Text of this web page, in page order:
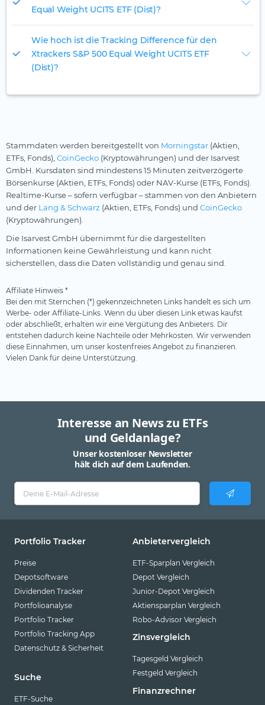
Equal Weight UCITS ETF (Dist)?
Wie hoch ist die Tracking Difference für den
Xtrackers S&P 500 Equal Weight UCITS ETF
(Dist)?
Stammdaten werden bereitgestellt von Morningstar (Aktien,
ETFs, Fonds), CoinGecko (Kryptowährungen) und der Isarvest
GmbH. Kursdaten sind mindestens 15 Minuten zeitverzögerte
Börsenkurse (Aktien, ETFs, Fonds) oder NAV-Kurse (ETFs, Fonds).
Realtime-Kurse – sofern verfügbar – stammen von den Anbietern
und der Lang & Schwarz (Aktien, ETFs, Fonds) und CoinGecko
(Kryptowährungen).
Die Isarvest GmbH übernimmt für die dargestellten
Informationen keine Gewährleistung und kann nicht
sicherstellen, dass die Daten vollständig und genau sind.
Affiliate Hinweis *
Bei den mit Sternchen (*) gekennzeichneten Links handelt es sich um
Werbe- oder Affiliate-Links. Wenn du über diesen Link etwas kaufst
oder abschließt, erhalten wir eine Vergütung des Anbieters. Dir
entstehen dadurch keine Nachteile oder Mehrkosten. Wir verwenden
diese Einnahmen, um unser kostenfreies Angebot zu finanzieren.
Vielen Dank für deine Unterstützung.
Interesse an News zu ETFs
und Geldanlage?
Unser kostenloser Newsletter
hält dich auf dem Laufenden.
Portfolio Tracker
Preise
Depotsoftware
Dividenden Tracker
Portfolioanalyse
Portfolio Tracker
Portfolio Tracking App
Datenschutz & Sicherheit
Suche
ETF-Suche
Anbietervergleich
ETF-Sparplan Vergleich
Depot Vergleich
Junior-Depot Vergleich
Aktiensparplan Vergleich
Robo-Advisor Vergleich
Zinsvergleich
Tagesgeld Vergleich
Festgeld Vergleich
Finanzrechner